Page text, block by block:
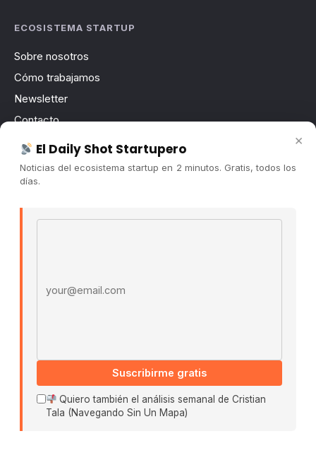
ECOSISTEMA STARTUP
Sobre nosotros
Cómo trabajamos
Newsletter
Contacto
Publicidad
Convocatorias
×
El Daily Shot Startupero
Noticias del ecosistema startup en 2 minutos. Gratis, todos los
días.
Suscribirme gratis
Quiero también el análisis semanal de Cristian
Tala (Navegando Sin Un Mapa)
Buscar: